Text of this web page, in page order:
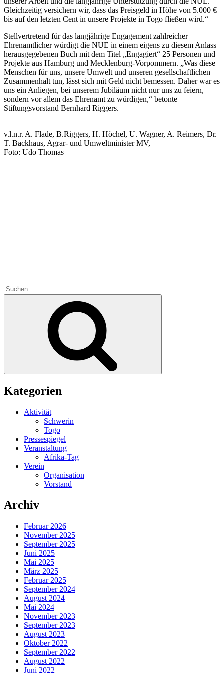
Gleichzeitig versichern wir, dass das Preisgeld in Höhe von 5.000 €
bis auf den letzten Cent in unsere Projekte in Togo fließen wird.“
Stellvertretend für das langjährige Engagement zahlreicher
Ehrenamtlicher würdigt die NUE in einem eigens zu diesem Anlass
herausgegebenen Buch mit dem Titel „Engagiert“ 25 Personen und
Projekte aus Hamburg und Mecklenburg-Vorpommern. „Was diese
Menschen für uns, unsere Umwelt und unseren gesellschaftlichen
Zusammenhalt tun, lässt sich mit Geld nicht bemessen. Daher war es
uns ein Anliegen, bei unserem Jubiläum nicht nur uns zu feiern,
sondern vor allem das Ehrenamt zu würdigen,“ betonte
Stiftungsvorstand Bernhard Riggers.
v.l.n.r. A. Flade, B.Riggers, H. Höchel, U. Wagner, A. Reimers, Dr.
T. Backhaus, Agrar- und Umweltminister MV,
Foto: Udo Thomas
Suchen
nach:
Kategorien
Aktivität
Schwerin
Togo
Pressespiegel
Veranstaltung
Afrika-Tag
Verein
Organisation
Vorstand
Archiv
Februar 2026
November 2025
September 2025
Juni 2025
Mai 2025
März 2025
Februar 2025
September 2024
August 2024
Mai 2024
November 2023
September 2023
August 2023
Oktober 2022
September 2022
August 2022
Juni 2022